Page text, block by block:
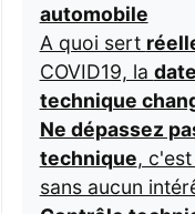
automobile
A quoi sert
COVID19, la
technique
Ne dépassez
technique,
sans aucun